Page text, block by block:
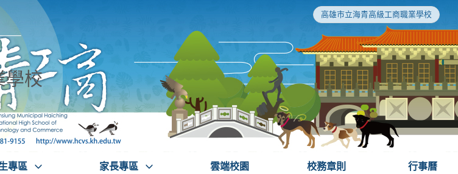
高雄市立海青高級工商職業學校
學校
專區 家長專區 雲端校園 校務章則 行事曆